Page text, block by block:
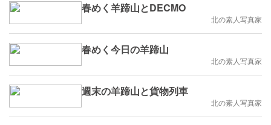
春めく羊蹄山とDECMO
北の素人写真家
春めく今日の羊蹄山
北の素人写真家
週末の羊蹄山と貨物列車
北の素人写真家